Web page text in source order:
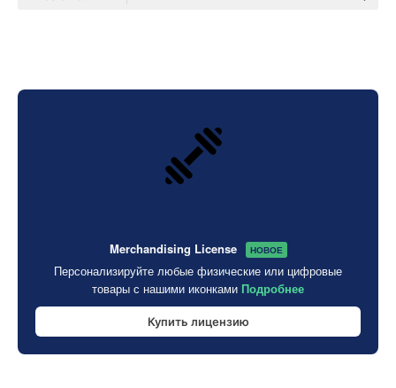
Merchandising License НОВОЕ
Персонализируйте любые физические или цифровые
товары с нашими иконками Подробнее
Купить лицензию